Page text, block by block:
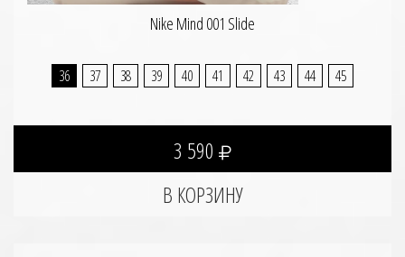
Nike Mind 001 Slide
36 37 38 39 40 41 42 43 44 45
3 590